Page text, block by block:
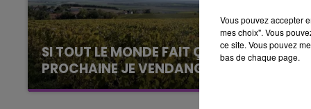
SI TOUT LE MONDE FAIT ÇA, MOI L'ANNÉE
PROCHAINE JE VENDANGE EN...
La vendange en Champagne a débuté ce jeudi
Vous pouvez accepter
mes choix". Vous
ce site. Vous pouvez
bas de chaque page.